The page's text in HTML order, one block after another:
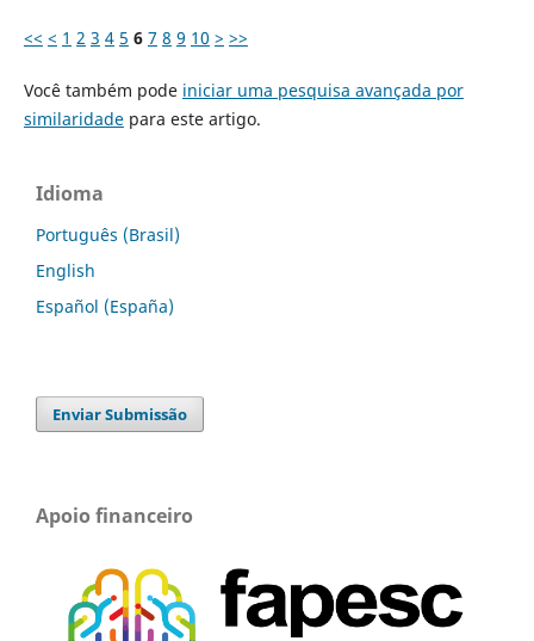
<< < 1 2 3 4 5 6 7 8 9 10 > >>
Você também pode iniciar uma pesquisa avançada por
similaridadepara este artigo.
Idioma
Português (Brasil)
English
Español (España)
Enviar Submissão
Apoio financeiro